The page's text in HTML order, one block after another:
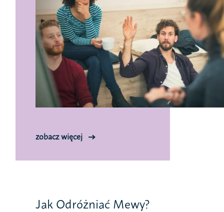
zobacz więcej
Jak Odróżniać Mewy?